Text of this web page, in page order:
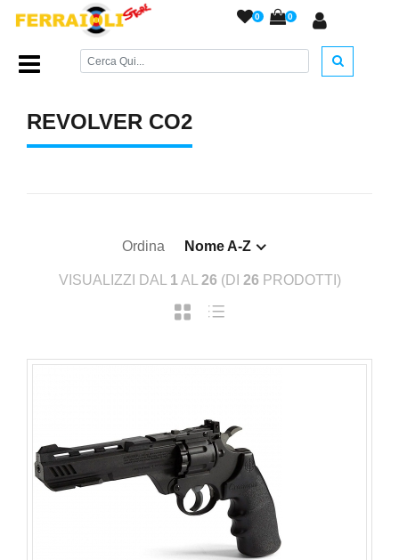
0 0
Home Page/ARMI AD ARIA COMPRESSA/Revolver Co2
REVOLVER CO2
Ordina Nome A-Z
VISUALIZZI DAL 1 AL 26 (DI 26 PRODOTTI)